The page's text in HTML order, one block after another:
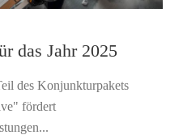
das Jahr 2025
des Konjunkturpakets
fördert